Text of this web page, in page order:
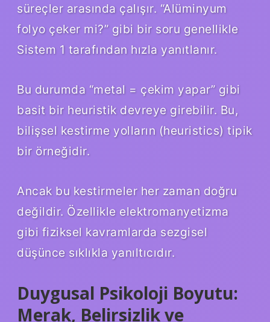
süreçler arasında çalışır. “Alüminyum
folyo çeker mi?” gibi bir soru genellikle
Sistem 1 tarafından hızla yanıtlanır.
Bu durumda “metal = çekim yapar” gibi
basit bir heuristik devreye girebilir. Bu,
bilişsel kestirme yolların (heuristics) tipik
bir örneğidir.
Ancak bu kestirmeler her zaman doğru
değildir. Özellikle elektromanyetizma
gibi fiziksel kavramlarda sezgisel
düşünce sıklıkla yanıltıcıdır.
Duygusal Psikoloji Boyutu:
Merak, Belirsizlik ve